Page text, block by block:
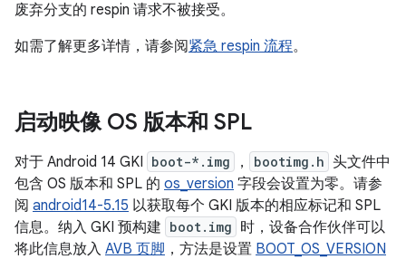
废弃分支的 respin 请求不被接受。
如需了解更多详情，请参阅紧急 respin 流程。
启动映像 OS 版本和 SPL
对于 Android 14 GKI boot-*.img ， bootimg.h 头文件中
包含 OS 版本和 SPL 的 os_version 字段会设置为零。请参
阅 android14-5.15 以获取每个 GKI 版本的相应标记和 SPL
信息。纳入 GKI 预构建 boot.img 时，设备合作伙伴可以
将此信息放入 AVB 页脚 ，方法是设置 BOOT_OS_VERSION